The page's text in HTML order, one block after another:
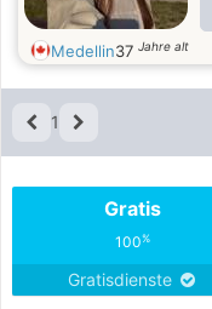
Medellin37 Jahre alt
1
Gratis
100%
Gratisdienste